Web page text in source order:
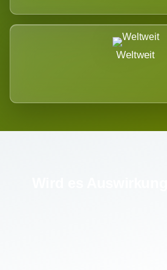
Weltweit